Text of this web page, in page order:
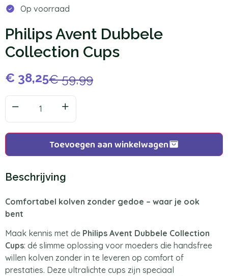
Op voorraad
Philips Avent Dubbele
Collection Cups
€59,99
€ 38,25
Toevoegen aan winkelwagen
Beschrijving
Comfortabel kolven zonder gedoe – waar je ook
bent
Maak kennis met de Philips Avent Dubbele Collection
Cups: dé slimme oplossing voor moeders die handsfree
willen kolven zonder in te leveren op comfort of
prestaties. Deze ultralichte cups zijn speciaal